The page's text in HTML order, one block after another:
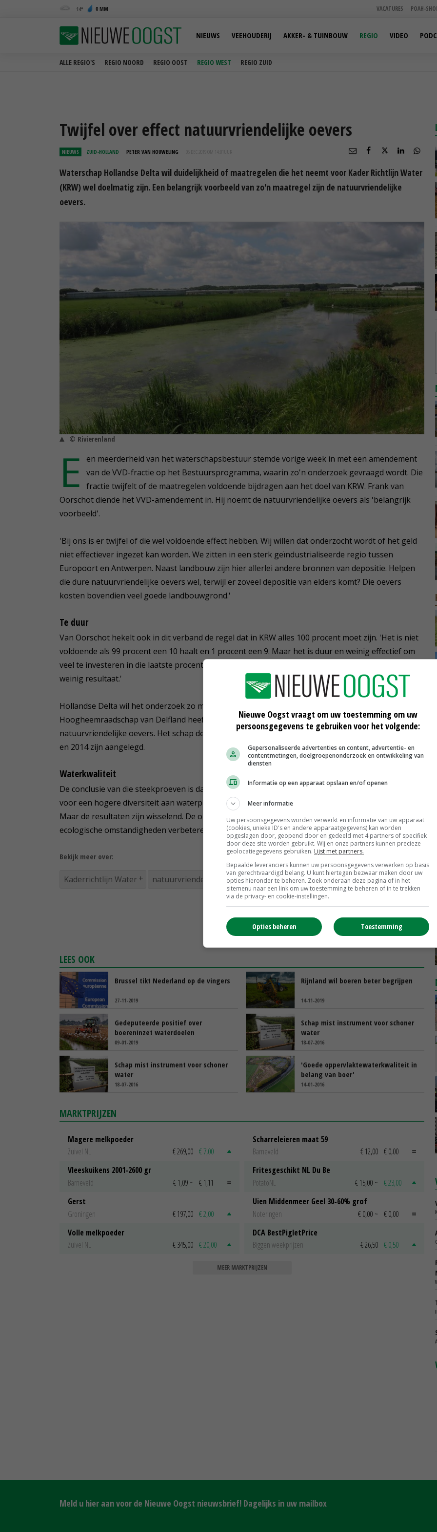
14 0 MM VACATURES POAH-
ALLE REGIO'S REGIO NOORD REGIO OOST REGIO WEST REGIO ZUID
NIEUWS VEEHOUDERIJ AKKER- & TUINBOUW REGIO VIDEO
Twijfel over effect natuurvriendelijke oevers
NIEUWS ZUID-HOLLAND PETER VAN HOUWELING 05 DEC 2019 OM 14:01
Waterschap Hollandse Delta wil duidelijkheid of maatregelen die het neemt voor Kader Richtlijn Water
(KRW) wel doelmatig zijn. Een belangrijk voorbeeld van zo'n maatregel zijn de natuurvriendelijke
oevers.
© Rivierenland
E
en meerderheid van het waterschapsbestuur stemde vorige week in met een amendement
van de VVD-fractie op het Bestuursprogramma, waarin zo'n onderzoek gevraagd wordt. Die
fractie twijfelt of de maatregelen voldoende bijdragen aan het doel van KRW. Frank van
Oorschot diende het VVD-amendement in. Hij noemt de natuurvriendelijke oevers als 'belangrijk
voorbeeld'.
'Bij ons is er twijfel of die wel voldoende effect hebben. Wij willen dat onderzocht wordt of het geld
niet effectiever ingezet kan worden. We zitten in een sterk geïndustrialiseerde regio tussen
Europoort en Antwerpen. Naast landbouw zijn hier allerlei andere bronnen van depositie. Helpen
die dure natuurvriendelijke oevers wel, terwijl er zoveel depositie van elders komt? Die oevers
kosten bovendien veel goede landbouwgrond.'
Te duur
Van Oorschot hekelt ook in dit verband de regel dat in KRW alles 100 procent moet zijn. 'Het is niet
voldoende als 99 procent een 10 haalt en 1 procent een 9. Maar het is duur en weinig effectief om
veel te investeren in die laatste procenten. Dat geeft hoge maatschappelijke kosten met kans op
weinig resultaat.'
Hollandse Delta wil het onderzoek zo mogelijk samen doen met andere waterschappen.
Hoogheemraadschap van Delfland heeft net een onderzoek afgerond naar de effectiviteit van
natuurvriendelijke oevers. Het schap deed vijf jaar steekproeven in tien van zulke oevers die in 2013
en 2014 zijn aangelegd.
Waterkwaliteit
De conclusie van die steekproeven is dat de oevers wel bijdragen aan de waterkwaliteit. Ze zorgen
voor een hogere diversiteit aan waterplanten en macrofauna en voor hogere aantallen jonge vis.
Maar de resultaten zijn wisselend. De onderzoekers verwachten dat naarmate de overige
ecologische omstandigheden verbeteren de effectiviteit van oevers toeneemt.
Bekijk meer over:
Kaderrichtlijn Water natuurvriendelijke oevers
LEES OOK
Brussel tikt Nederland op de vingers
27-11-2019
Rijnland wil boeren beter begrijpen
14-11-2019
Gedeputeerde positief over
boereninzet waterdoelen
09-01-2019
Schap mist instrument voor schoner
water
18-07-2016
Schap mist instrument voor schoner
water
18-07-2016
'Goede oppervlaktewaterkwaliteit in
belang van boer'
14-01-2016
MARKTPRIJZEN
Magere melkpoeder
Zuivel NL
€ 269,00 € 7,00
Vleeskuikens 2001-2600 gr
Barneveld
€ 1,09 ~ € 1,11
Gerst
Groningen
€ 197,00 € 2,00
Volle melkpoeder
Zuivel NL
€ 345,00 € 20,00
Scharreleieren maat 59
Barneveld
€ 12,00 € 0,00
Fritesgeschikt NL Du Be
PotatoNL
€ 15,00 ~ € 23,00
Uien Middenmeer Geel 30-60% grof
Noteringen
€ 0,00 ~ € 0,00
DCA BestPigletPrice
Biggen weekprijzen
€ 26,50 € 0,50
MEER MARKTPRIJZEN
Meld u hier aan voor de Nieuwe Oogst nieuwsbrief! Dagelijks in uw mailbox
Nieuwe Oogst vraagt om uw toestemming om uw
persoonsgegevens te gebruiken voor het volgende:
Gepersonaliseerde advertenties en content, advertentie- en
contentmetingen, doelgroepenonderzoek en ontwikkeling van
diensten
Informatie op een apparaat opslaan en/of openen
Meer informatie
Uw persoonsgegevens worden verwerkt en informatie van uw apparaat
(cookies, unieke ID's en andere apparaatgegevens) kan worden
opgeslagen door, geopend door en gedeeld met 4 partners of specifiek
door deze site worden gebruikt. Wij en onze partners kunnen precieze
geolocatiegegevens gebruiken. Lijst met partners.
Bepaalde leveranciers kunnen uw persoonsgegevens verwerken op basis
van gerechtvaardigd belang. U kunt hiertegen bezwaar maken door uw
opties hieronder te beheren. Zoek onderaan deze pagina of in het
sitemenu naar een link om uw toestemming te beheren of in te trekken
via de privacy- en cookie-instellingen.
Toestemming
Opties beheren